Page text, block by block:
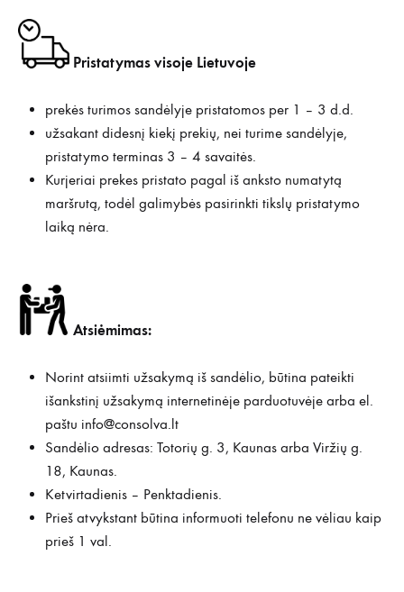
Pristatymas visoje Lietuvoje
prekės turimos sandėlyje pristatomos per 1 – 3 d.d.
užsakant didesnį kiekį prekių, nei turime sandėlyje,
pristatymo terminas 3 – 4 savaitės.
Kurjeriai prekes pristato pagal iš anksto numatytą
maršrutą, todėl galimybės pasirinkti tikslų pristatymo
laiką nėra.
Atsiėmimas:
Norint atsiimti užsakymą iš sandėlio, būtina pateikti
išankstinį užsakymą internetinėje parduotuvėje arba el.
paštu info@consolva.lt
Sandėlio adresas: Totorių g. 3, Kaunas arba Viržių g.
18, Kaunas.
Ketvirtadienis – Penktadienis.
Prieš atvykstant būtina informuoti telefonu ne vėliau kaip
prieš 1 val.